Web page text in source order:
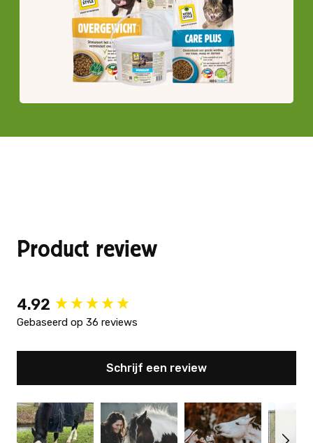
Product review
4.92
Gebaseerd op 36 reviews
Schrijf een review
New content loaded